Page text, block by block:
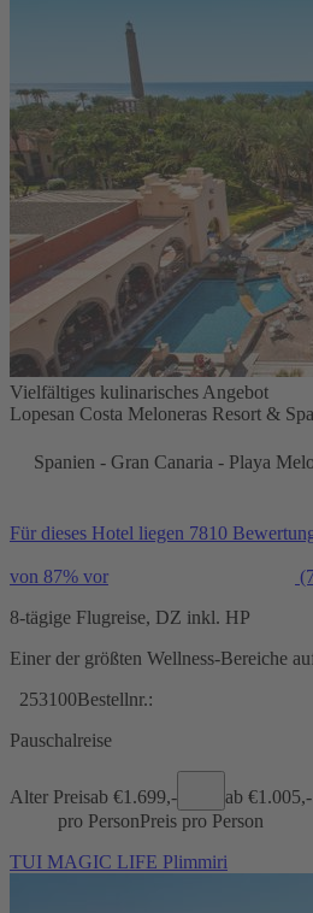
Vielfältiges kulinarisches Angebot
Lopesan Costa Meloneras Resort & Spa
Spanien - Gran Canaria - Playa
Für dieses Hotel liegen 7810
von 87% vor
8-tägige Flugreise, DZ inkl. HP
Einer der größten Wellness-Bereiche
253100Bestellnr.:
Pauschalreise
Alter Preisab €1.699,- ab €1.005,-
pro PersonPreis pro Person
TUI MAGIC LIFE Plimmiri